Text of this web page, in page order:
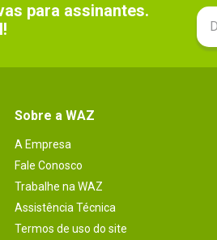
para assinantes.
Sobre a WAZ
A Empresa
Fale Conosco
Trabalhe na WAZ
Assistência Técnica
Termos de uso do site